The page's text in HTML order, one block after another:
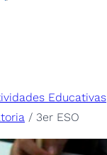
Educativas
/ 3er ESO